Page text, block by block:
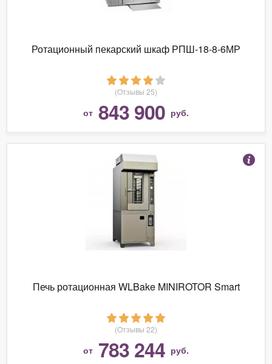
Ротационный пекарский шкаф РПШ-18-8-6МР
(Отзывы 25)
от 843 900 руб.
Печь ротационная WLBake MINIROTOR Smart
(Отзывы 22)
от 783 244 руб.